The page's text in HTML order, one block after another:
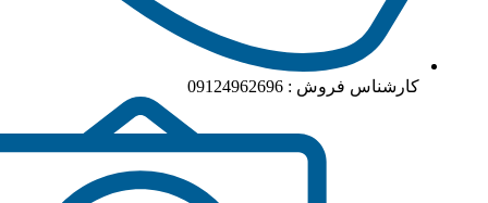
کارشناس فروش : 09124962696